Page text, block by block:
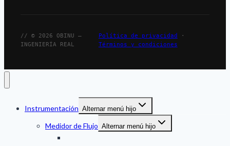
// © 2026 OBINU —
INGENIERÍA REAL
Política de privacidad
·
Términos y condiciones
Instrumentación Alternar menú hijo
Medidor de Flujo Alternar menú hijo